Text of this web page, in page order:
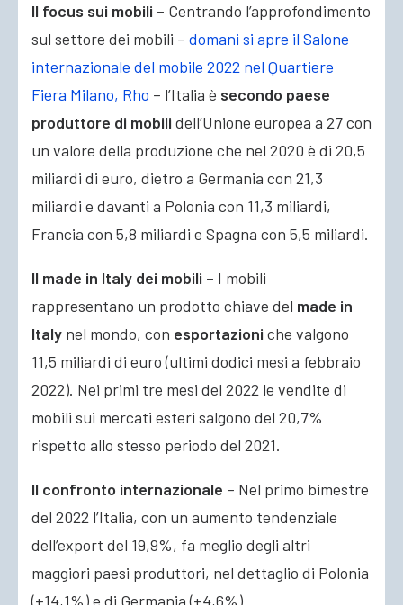
Il focus sui mobili – Centrando l’approfondimento
sul settore dei mobili – domani si apre il Salone
internazionale del mobile 2022 nel Quartiere
Fiera Milano, Rho – l’Italia è secondo paese
produttore di mobili dell’Unione europea a 27 con
un valore della produzione che nel 2020 è di 20,5
miliardi di euro, dietro a Germania con 21,3
miliardi e davanti a Polonia con 11,3 miliardi,
Francia con 5,8 miliardi e Spagna con 5,5 miliardi.
Il made in Italy dei mobili – I mobili
rappresentano un prodotto chiave del made in
Italy nel mondo, con esportazioni che valgono
11,5 miliardi di euro (ultimi dodici mesi a febbraio
2022). Nei primi tre mesi del 2022 le vendite di
mobili sui mercati esteri salgono del 20,7%
rispetto allo stesso periodo del 2021.
Il confronto internazionale – Nel primo bimestre
del 2022 l’Italia, con un aumento tendenziale
dell’export del 19,9%, fa meglio degli altri
maggiori paesi produttori, nel dettaglio di Polonia
(+14,1%) e di Germania (+4,6%).